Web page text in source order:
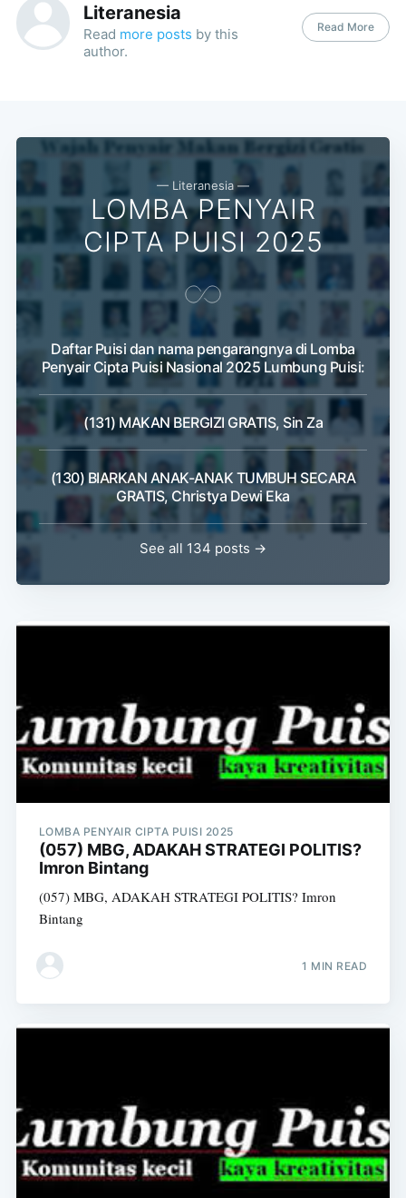
Literanesia
Read more posts by this
author.
Read More
— Literanesia —
LOMBA PENYAIR
CIPTA PUISI 2025
Daftar Puisi dan nama pengarangnya di Lomba
Penyair Cipta Puisi Nasional 2025 Lumbung Puisi:
(131) MAKAN BERGIZI GRATIS, Sin Za
(130) BIARKAN ANAK-ANAK TUMBUH SECARA
GRATIS, Christya Dewi Eka
See all 134 posts →
LOMBA PENYAIR CIPTA PUISI 2025
(057) MBG, ADAKAH STRATEGI POLITIS?
Imron Bintang
(057) MBG, ADAKAH STRATEGI POLITIS? Imron
Bintang
1 MIN READ